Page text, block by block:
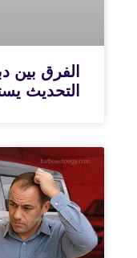
التحديث